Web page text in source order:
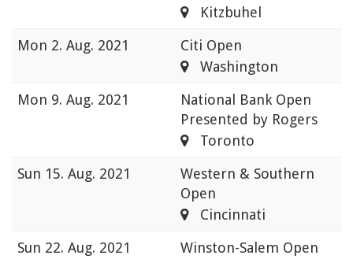
Kitzbuhel
Mon 2. Aug. 2021
Citi Open
Washington
Mon 9. Aug. 2021
National Bank Open
Presented by Rogers
Toronto
Sun 15. Aug. 2021
Western & Southern
Open
Cincinnati
Sun 22. Aug. 2021
Winston-Salem Open